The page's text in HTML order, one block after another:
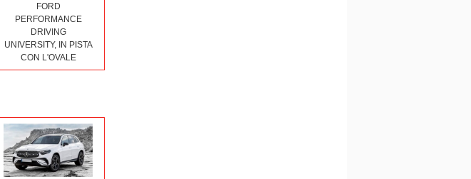
FORD
PERFORMANCE
DRIVING
UNIVERSITY, IN PISTA
CON L'OVALE